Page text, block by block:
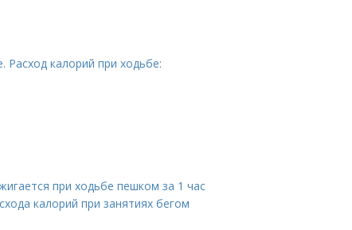
Расход калорий при ходьбе:
при ходьбе пешком за 1 час
калорий при занятиях бегом